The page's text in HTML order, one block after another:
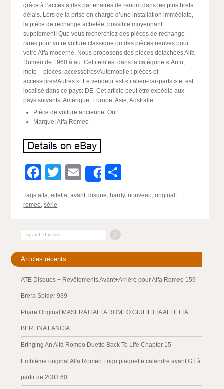
grâce à l’accès à des partenaires de renom dans les plus brefs
délais. Lors de la prise en charge d’une installation immédiate,
la pièce de rechange achetée, possible moyennant
supplément! Que vous recherchiez des pièces de rechange
rares pour votre voiture classique ou des pièces neuves pour
votre Alfa moderne, Nous proposons des pièces détachées Alfa
Romeo de 1960 à au. Cet item est dans la catégorie « Auto,
moto – pièces, accessoires\Automobile : pièces et
accessoires\Autres ». Le vendeur est « italien-car-parts » et est
localisé dans ce pays: DE. Cet article peut être expédié aux
pays suivants: Amérique, Europe, Asie, Australie.
Pièce de voiture ancienne: Oui
Marque: Alfa Romeo
Facebook
Twitter
EmailShare
Tags:alfa,alfetta,avant,disque, hardy,nouveau,original ,
romeo,série
Articles récents
ATE Disques + Revêtements Avant+Arrière pour Alfa Romeo 159
Brera Spider 939
Phare Original MASERATI ALFA ROMEO GIULIETTA ALFETTA
BERLINA LANCIA
Bringing An Alfa Romeo Duetto Back To Life Chapter 15
Emblème original Alfa Romeo Logo plaquette calandre avant GT à
partir de 2003 60